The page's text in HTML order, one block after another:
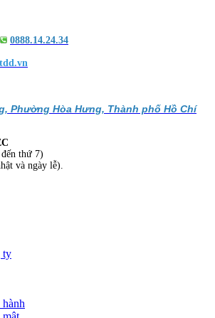
0888.14.24.34
Phường Hòa Hưng, Thành phố Hồ Chí
thứ 7)
và ngày lễ).
ty